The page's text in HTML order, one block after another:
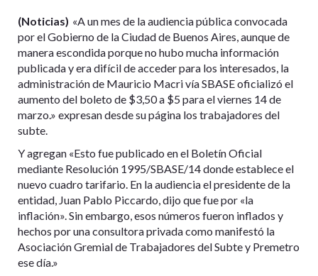
(Noticias) «A un mes de la audiencia pública convocada
por el Gobierno de la Ciudad de Buenos Aires, aunque de
manera escondida porque no hubo mucha información
publicada y era difícil de acceder para los interesados, la
administración de Mauricio Macri vía SBASE oficializó el
aumento del boleto de $3,50 a $5 para el viernes 14 de
marzo.» expresan desde su página los trabajadores del
subte.
Y agregan «Esto fue publicado en el Boletín Oficial
mediante Resolución 1995/SBASE/14 donde establece el
nuevo cuadro tarifario. En la audiencia el presidente de la
entidad, Juan Pablo Piccardo, dijo que fue por «la
inflación». Sin embargo, esos números fueron inflados y
hechos por una consultora privada como manifestó la
Asociación Gremial de Trabajadores del Subte y Premetro
ese día.»